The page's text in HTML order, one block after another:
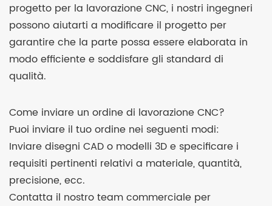
progetto per la lavorazione CNC, i nostri ingegneri
possono aiutarti a modificare il progetto per
garantire che la parte possa essere elaborata in
modo efficiente e soddisfare gli standard di
qualità.
Come inviare un ordine di lavorazione CNC?
Puoi inviare il tuo ordine nei seguenti modi:
Inviare disegni CAD o modelli 3D e specificare i
requisiti pertinenti relativi a materiale, quantità,
precisione, ecc.
Contatta il nostro team commerciale per